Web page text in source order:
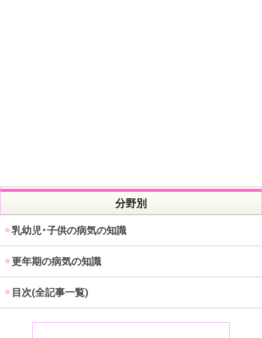
分野別
乳幼児･子供の病気の知識
更年期の病気の知識
目次(全記事一覧)